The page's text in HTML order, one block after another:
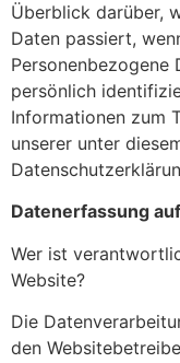
Überblick darüber,
Daten passiert,
Personenbezogene
persönlich
Informationen zum
unserer unter
Datenerfassung
Wer ist
Website?
Die
den